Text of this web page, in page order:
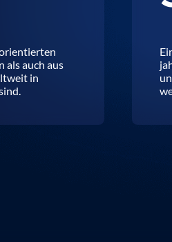
als auch aus
in